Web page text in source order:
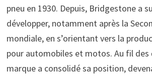
pneu en 1930. Depuis, Bridgestone a
développer, notamment après la
mondiale, en s’orientant vers la
pour automobiles et motos. Au fil des
marque a consolidé sa position,